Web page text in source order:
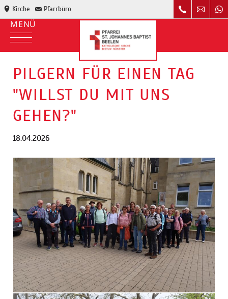
Kirche Pfarrbüro
PILGERN FÜR EINEN TAG
"WILLST DU MIT UNS
GEHEN?"
18.04.2026